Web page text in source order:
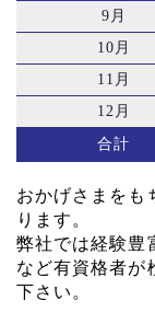
9月
10月
11月
12月
合計
おかげさまをも
ります。
弊社では経験豊
など有資格者が
下さい。